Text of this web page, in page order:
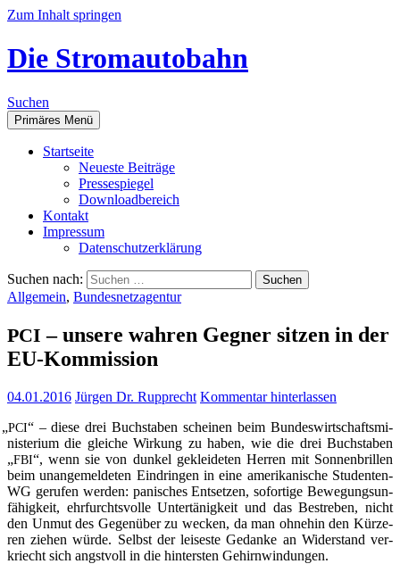
Zum Inhalt springen
Die Stromautobahn
Suchen
Primäres Menü
Start­sei­te
Neu­es­te Beiträge
Pres­se­spie­gel
Down­load­be­reich
Kon­takt
Impres­sum
Daten­schutz­er­klä­rung
Suchen nach:
Allgemein, Bundesnetzagentur
PCI – unse­re wah­ren Geg­ner sit­zen in der
EU-Kommission
04.01.2016 Jürgen Dr. Rupprecht Kommentar hinterlassen
„PCI“ – die­se drei Buch­sta­ben schei­nen beim Bun­des­wirt­schafts­mi­
nis­te­ri­um die glei­che Wir­kung zu haben, wie die drei Buch­sta­ben
„FBI“, wenn sie von dun­kel geklei­de­ten Her­ren mit Son­nen­bril­len
beim unan­ge­mel­de­ten Ein­drin­gen in eine ame­ri­ka­ni­sche Stu­den­ten-
WG geru­fen wer­den: pani­sches Ent­set­zen, sofor­ti­ge Bewe­gungs­un­
fä­hig­keit, ehr­furchts­vol­le Unter­tä­nig­keit und das Bestre­ben, nicht
den Unmut des Gegen­über zu wecken, da man ohne­hin den Kür­ze­
ren zie­hen wür­de. Selbst der lei­ses­te Gedan­ke an Wider­stand ver­
kriecht sich angst­voll in die hin­ters­ten Gehirnwindungen.